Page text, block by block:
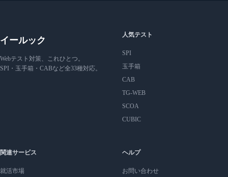
イールック
Webテスト対策、これひとつ。
SPI・玉手箱・CABなど全33種対応。
人気テスト
SPI
玉手箱
CAB
TG-WEB
SCOA
CUBIC
関連サービス
就活市場
ヘルプ
お問い合わせ